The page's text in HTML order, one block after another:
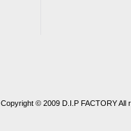
Copyright © 2009 D.I.P FACTORY All